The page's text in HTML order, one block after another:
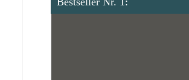
Kollisionschutz, Memory-